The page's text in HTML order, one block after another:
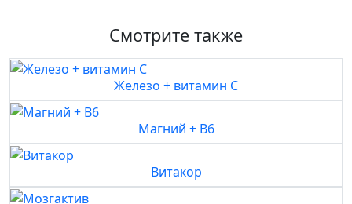
Смотрите также
Железо + витамин C
Магний + B6
Витакор